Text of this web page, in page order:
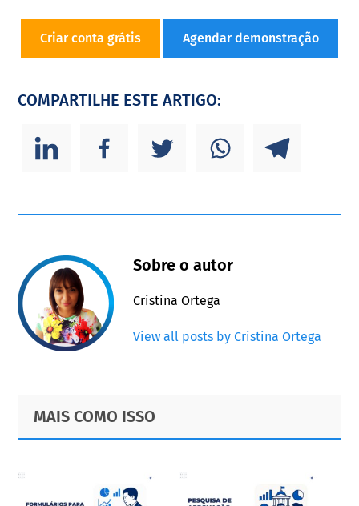
Criar conta grátis Agendar demonstração
COMPARTILHE ESTE ARTIGO:
Sobre o autor
Cristina Ortega
View all posts by Cristina Ortega
Primary
Sidebar
Footer
MAIS COMO ISSO